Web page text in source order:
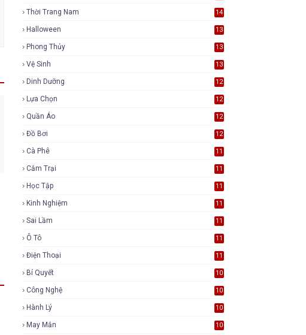
Thời Trang Nam 14
Halloween 13
Phong Thủy 13
Vệ Sinh 13
Dinh Dưỡng 12
Lựa Chọn 12
Quần Áo 12
Đồ Bơi 12
Cà Phê 11
Cắm Trại 11
Học Tập 11
Kinh Nghiệm 11
Sai Lầm 11
Ô Tô 11
Điện Thoại 11
Bí Quyết 10
Công Nghệ 10
Hành Lý 10
May Mắn 10